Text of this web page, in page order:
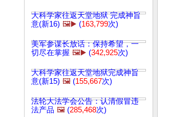
大科学家往返天堂地狱 完成神旨
意(新16) 🖼️▶️ (163,799次)
美军参谋长放话：保持希望，一
切尽在掌握 🖼️▶️ (342,925次)
大科学家往返天堂地狱完成神旨
意(新15) 🖼️ (155,667次)
法轮大法学会公告：认清假冒违
法产品 🖼️ (285,468次)